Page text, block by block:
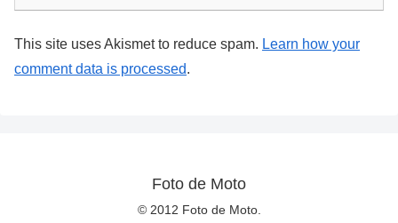
This site uses Akismet to reduce spam. Learn how your
comment data is processed.
Foto de Moto
© 2012 Foto de Moto.